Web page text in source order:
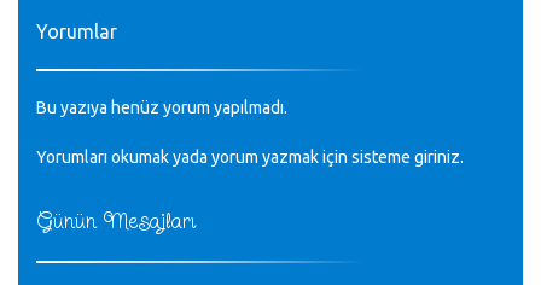
Günün Mesajları
Yorumlar
Bu yazıya henüz yorum yapılmadı.
Yorumları okumak yada yorum yazmak için sisteme giriniz.